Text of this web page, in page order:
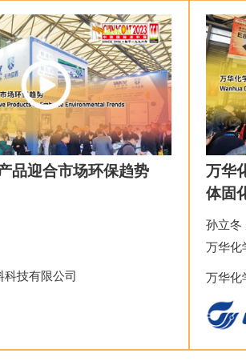
品迎合市场环保趋势
科技有限公司
万华
体固
孙立冬
万华化
万华化